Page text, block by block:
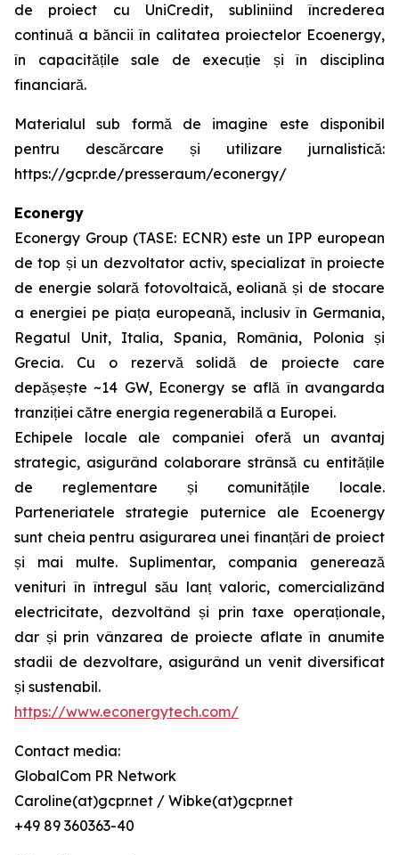
de proiect cu UniCredit, subliniind încrederea
continuă a băncii în calitatea proiectelor Ecoenergy,
în capacitățile sale de execuție și în disciplina
financiară.
Materialul sub formă de imagine este disponibil
pentru descărcare și utilizare jurnalistică:
https://gcpr.de/presseraum/econergy/
Econergy
Econergy Group (TASE: ECNR) este un IPP european
de top și un dezvoltator activ, specializat în proiecte
de energie solară fotovoltaică, eoliană și de stocare
a energiei pe piața europeană, inclusiv în Germania,
Regatul Unit, Italia, Spania, România, Polonia și
Grecia. Cu o rezervă solidă de proiecte care
depășește ~14 GW, Econergy se află în avangarda
tranziției către energia regenerabilă a Europei.
Echipele locale ale companiei oferă un avantaj
strategic, asigurând colaborare strânsă cu entitățile
de reglementare și comunitățile locale.
Parteneriatele strategie puternice ale Ecoenergy
sunt cheia pentru asigurarea unei finanțări de proiect
și mai multe. Suplimentar, compania generează
venituri în întregul său lanț valoric, comercializând
electricitate, dezvoltând și prin taxe operaționale,
dar și prin vânzarea de proiecte aflate în anumite
stadii de dezvoltare, asigurând un venit diversificat
și sustenabil.
https://www.econergytech.com/
Contact media:
GlobalCom PR Network
Caroline(at)gcpr.net / Wibke(at)gcpr.net
+49 89 360363-40